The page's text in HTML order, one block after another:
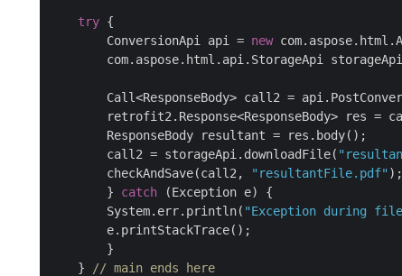
try {
	ConversionApi api =
new
com.aspose.html.api.StorageApi
Call<ResponseBody> call2 =
      	call2 = storageApi.downloadFile(
      	checkAndSave(call2,
"resultantFile.pdf" );
        }
catch (Exception e) {
	System.err.println(
"Exception during
    }
// main ends here